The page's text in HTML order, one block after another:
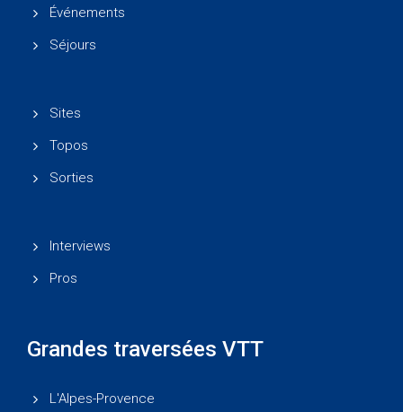
Événements
Séjours
Sites
Topos
Sorties
Interviews
Pros
Grandes traversées VTT
L'Alpes-Provence